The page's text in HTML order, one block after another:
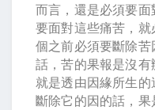
而言，還是必須要
要面對這些痛苦，
個之前必須要斷除
話，苦的果報是沒
就是透由因緣所生
斷除它的因的話，